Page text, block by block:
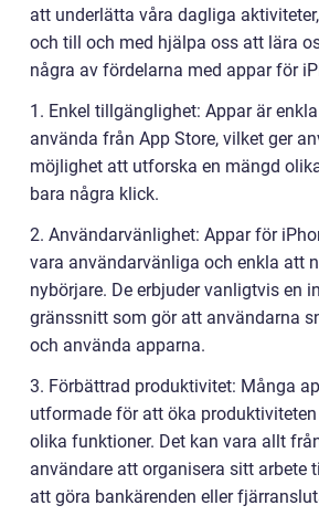
att underlätta våra dagliga
och till och med hjälpa oss att lära
några av fördelarna med appar för
1. Enkel tillgänglighet: Appar är
använda från App Store, vilket ger
möjlighet att utforska en mängd
bara några klick.
2. Användarvänlighet: Appar för
vara användarvänliga och enkla att
nybörjare. De erbjuder vanligtvis en
gränssnitt som gör att användarna
och använda apparna.
3. Förbättrad produktivitet: Många
utformade för att öka
olika funktioner. Det kan vara allt
användare att organisera sitt arbete
att göra bankärenden eller